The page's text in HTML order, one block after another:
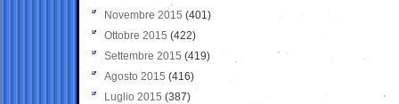
Novembre 2015 (401)
Ottobre 2015 (422)
Settembre 2015 (419)
Agosto 2015 (416)
Luglio 2015 (387)